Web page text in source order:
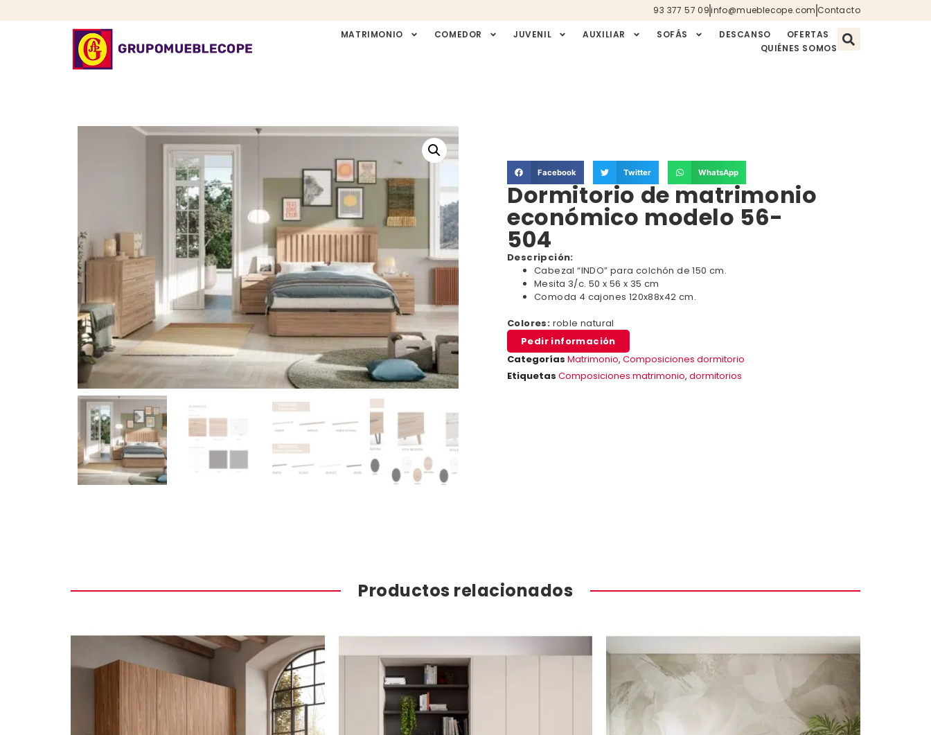
93 377 57 09info@mueblecope.com Contacto
MATRIMONIO COMEDOR JUVENIL AUXILIAR SOFÁS DESCANSO
OFERTAS
QUIÉNES SOMOS
Facebook Twitter WhatsApp
Dormitorio de matrimonio
económico modelo 56-
504
Descripción:
Cabezal “INDO” para colchón de 150 cm.
Mesita 3/c. 50 x 56 x 35 cm
Comoda 4 cajones 120x88x42 cm.
Colores: roble natural
Pedir información
Categorías Matrimonio, Composiciones dormitorio
Etiquetas Composiciones matrimonio, dormitorios
Productos relacionados